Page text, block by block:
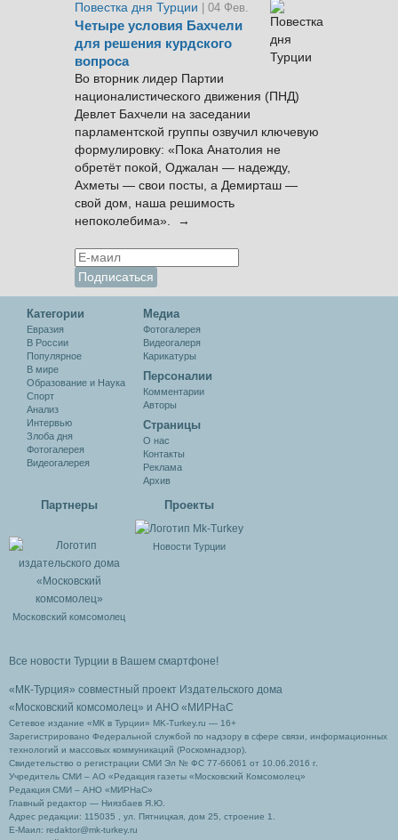
Повестка дня Турции
| 04 Фев.
Четыре условия Бахчели
для решения курдского
вопроса
Во вторник лидер Партии
националистического движения (ПНД)
Девлет Бахчели на заседании
парламентской группы озвучил ключевую
формулировку: «Пока Анатолия не
обретёт покой, Оджалан — надежду,
Ахметы — свои посты, а Демирташ —
свой дом, наша решимость
непоколебима». →
Категории
Евразия
В России
Популярное
В мире
Образование и Наука
Спорт
Анализ
Интервью
Злоба дня
Фотогалерея
Видеогалерея
Медиа
Фотогалерея
Видеогалеря
Карикатуры
Персоналии
Комментарии
Авторы
Cтраницы
О нас
Контакты
Реклама
Архив
Партнеры
Московский комсомолец
Проекты
Новости Турции
Все новости Турции в Вашем смартфоне!
«МК-Турция» совместный проект Издательского дома
«Московский комсомолец» и АНО «МИРНаС
Сетевое издание «МК в Турции» MK-Turkey.ru — 16+
Зарегистрировано Федеральной службой по надзору в сфере связи, информационных
технологий и массовых коммуникаций (Роскомнадзор).
Свидетельство о регистрации СМИ Эл № ФС 77-66061 от 10.06.2016 г.
Учредитель СМИ – АО «Редакция газеты «Московский Комсомолец»
Редакция СМИ – АНО «МИРНаС»
Главный редактор — Ниязбаев Я.Ю.
Адрес редакции: 115035 , ул. Пятницкая, дом 25, строение 1.
Е-Маил: redaktor@mk-turkey.ru